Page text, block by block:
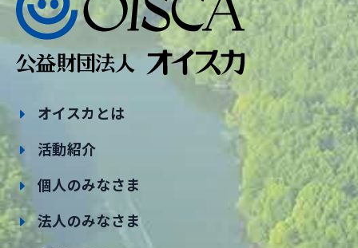
オイスカとは
活動紹介
個人のみなさま
法人のみなさま